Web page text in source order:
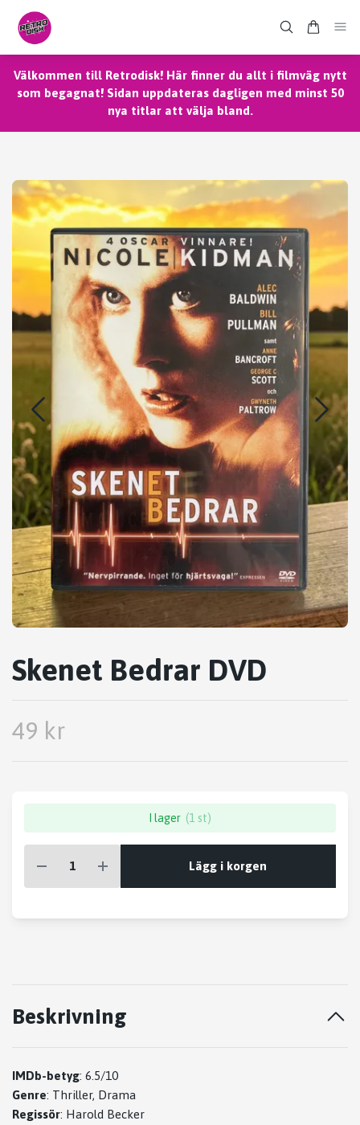
Välkommen till Retrodisk! Här finner du allt i filmväg nytt
som begagnat! Sidan uppdateras dagligen med minst 50
nya titlar att välja bland.
Skenet Bedrar DVD
49 kr
I lager (1 st)
Lägg i korgen
Beskrivning
IMDb-betyg: 6.5/10
Genre: Thriller, Drama
Regissör: Harold Becker